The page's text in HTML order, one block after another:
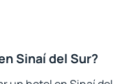
Sinaí del Sur?